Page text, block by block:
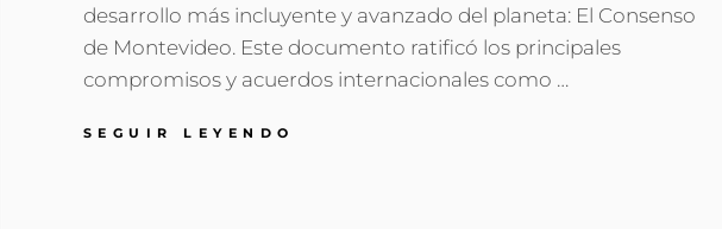
desarrollo más incluyente y avanzado del planeta: El Consenso
de Montevideo. Este documento ratificó los principales
compromisos y acuerdos internacionales como …
SEGUIR LEYENDO